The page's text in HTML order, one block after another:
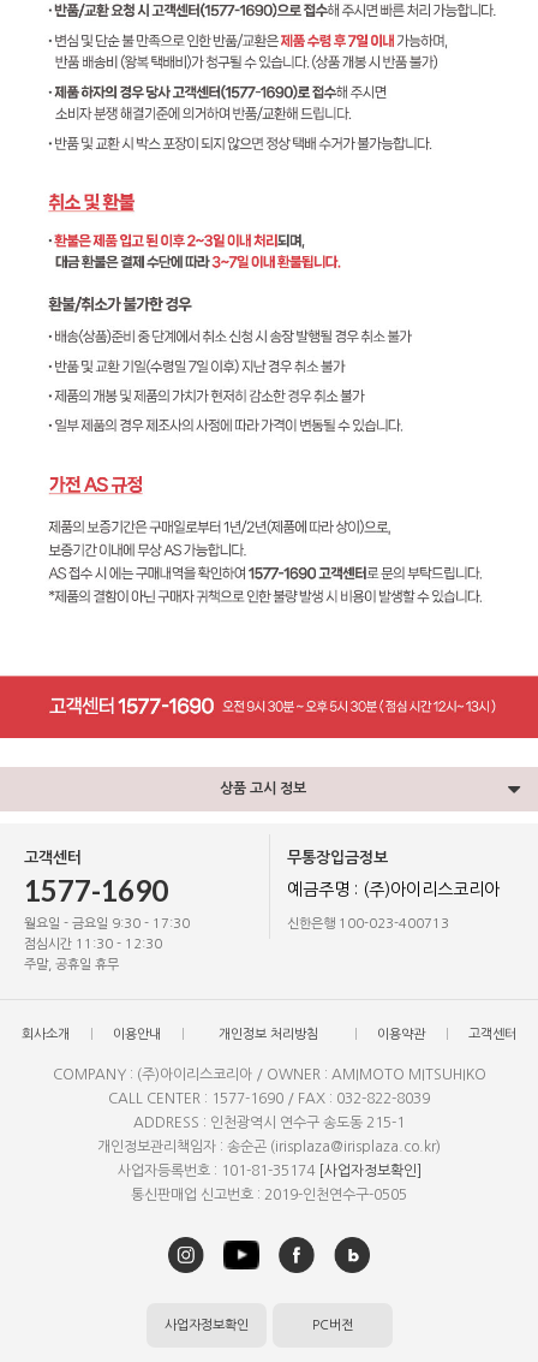
상품 고시 정보
고객센터
1577-1690
월요일 - 금요일 9:30 - 17:30
점심시간 11:30 - 12:30
주말, 공휴일 휴무
무통장입금정보
예금주명 : (주)아이리스코리아
신한은행 100-023-400713
회사소개 이용안내 개인정보 처리방침 이용약관 고객센터
COMPANY : (주)아이리스코리아 / OWNER : AMIMOTO MITSUHIKO
CALL CENTER : 1577-1690 / FAX : 032-822-8039
ADDRESS : 인천광역시 연수구 송도동 215-1
개인정보관리책임자 : 송순곤 (irisplaza@irisplaza.co.kr)
사업자등록번호 : 101-81-35174 [사업자정보확인]
통신판매업 신고번호 : 2019-인천연수구-0505
사업자정보확인 PC버전